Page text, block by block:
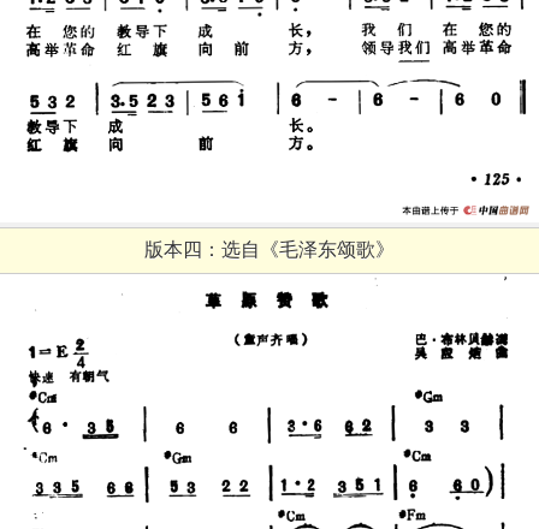
版本四：选自《毛泽东颂歌》